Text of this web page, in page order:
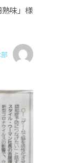
熟味」様